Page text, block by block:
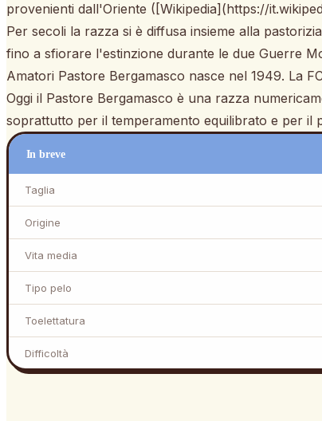
provenienti dall'Oriente ([Wikipedia](https://
Per secoli la razza si è diffusa insieme alla
fino a sfiorare l'estinzione durante le due Guerre
Amatori Pastore Bergamasco nasce nel 1949. La
Oggi il Pastore Bergamasco è una razza
soprattutto per il temperamento equilibrato e per il
In breve
Taglia
Origine
Vita media
Tipo pelo
Toelettatura
Difficoltà